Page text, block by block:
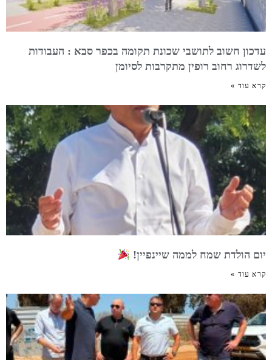
עדכון חשוב לתושבי שכונת תקומה בכפר סבא : העבודות
לשדרוג רחוב רופין מתקרבות לסיומן
קרא עוד »
יום הולדת שמח לממה שיינפיין!
קרא עוד »